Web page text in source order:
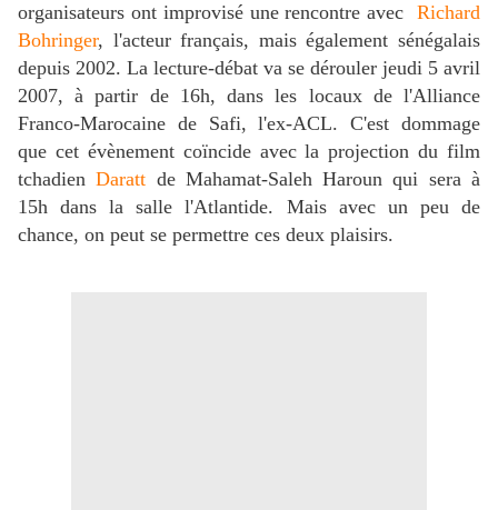
organisateurs ont improvisé une rencontre avec Richard
Bohringer, l'acteur français, mais également sénégalais
depuis 2002. La lecture-débat va se dérouler jeudi 5 avril
2007, à partir de 16h, dans les locaux de l'Alliance
Franco-Marocaine de Safi, l'ex-ACL. C'est dommage
que cet évènement coïncide avec la projection du film
tchadienDaratt de Mahamat-Saleh Haroun qui sera à
15h dans la salle l'Atlantide. Mais avec un peu de
chance, on peut se permettre ces deux plaisirs.